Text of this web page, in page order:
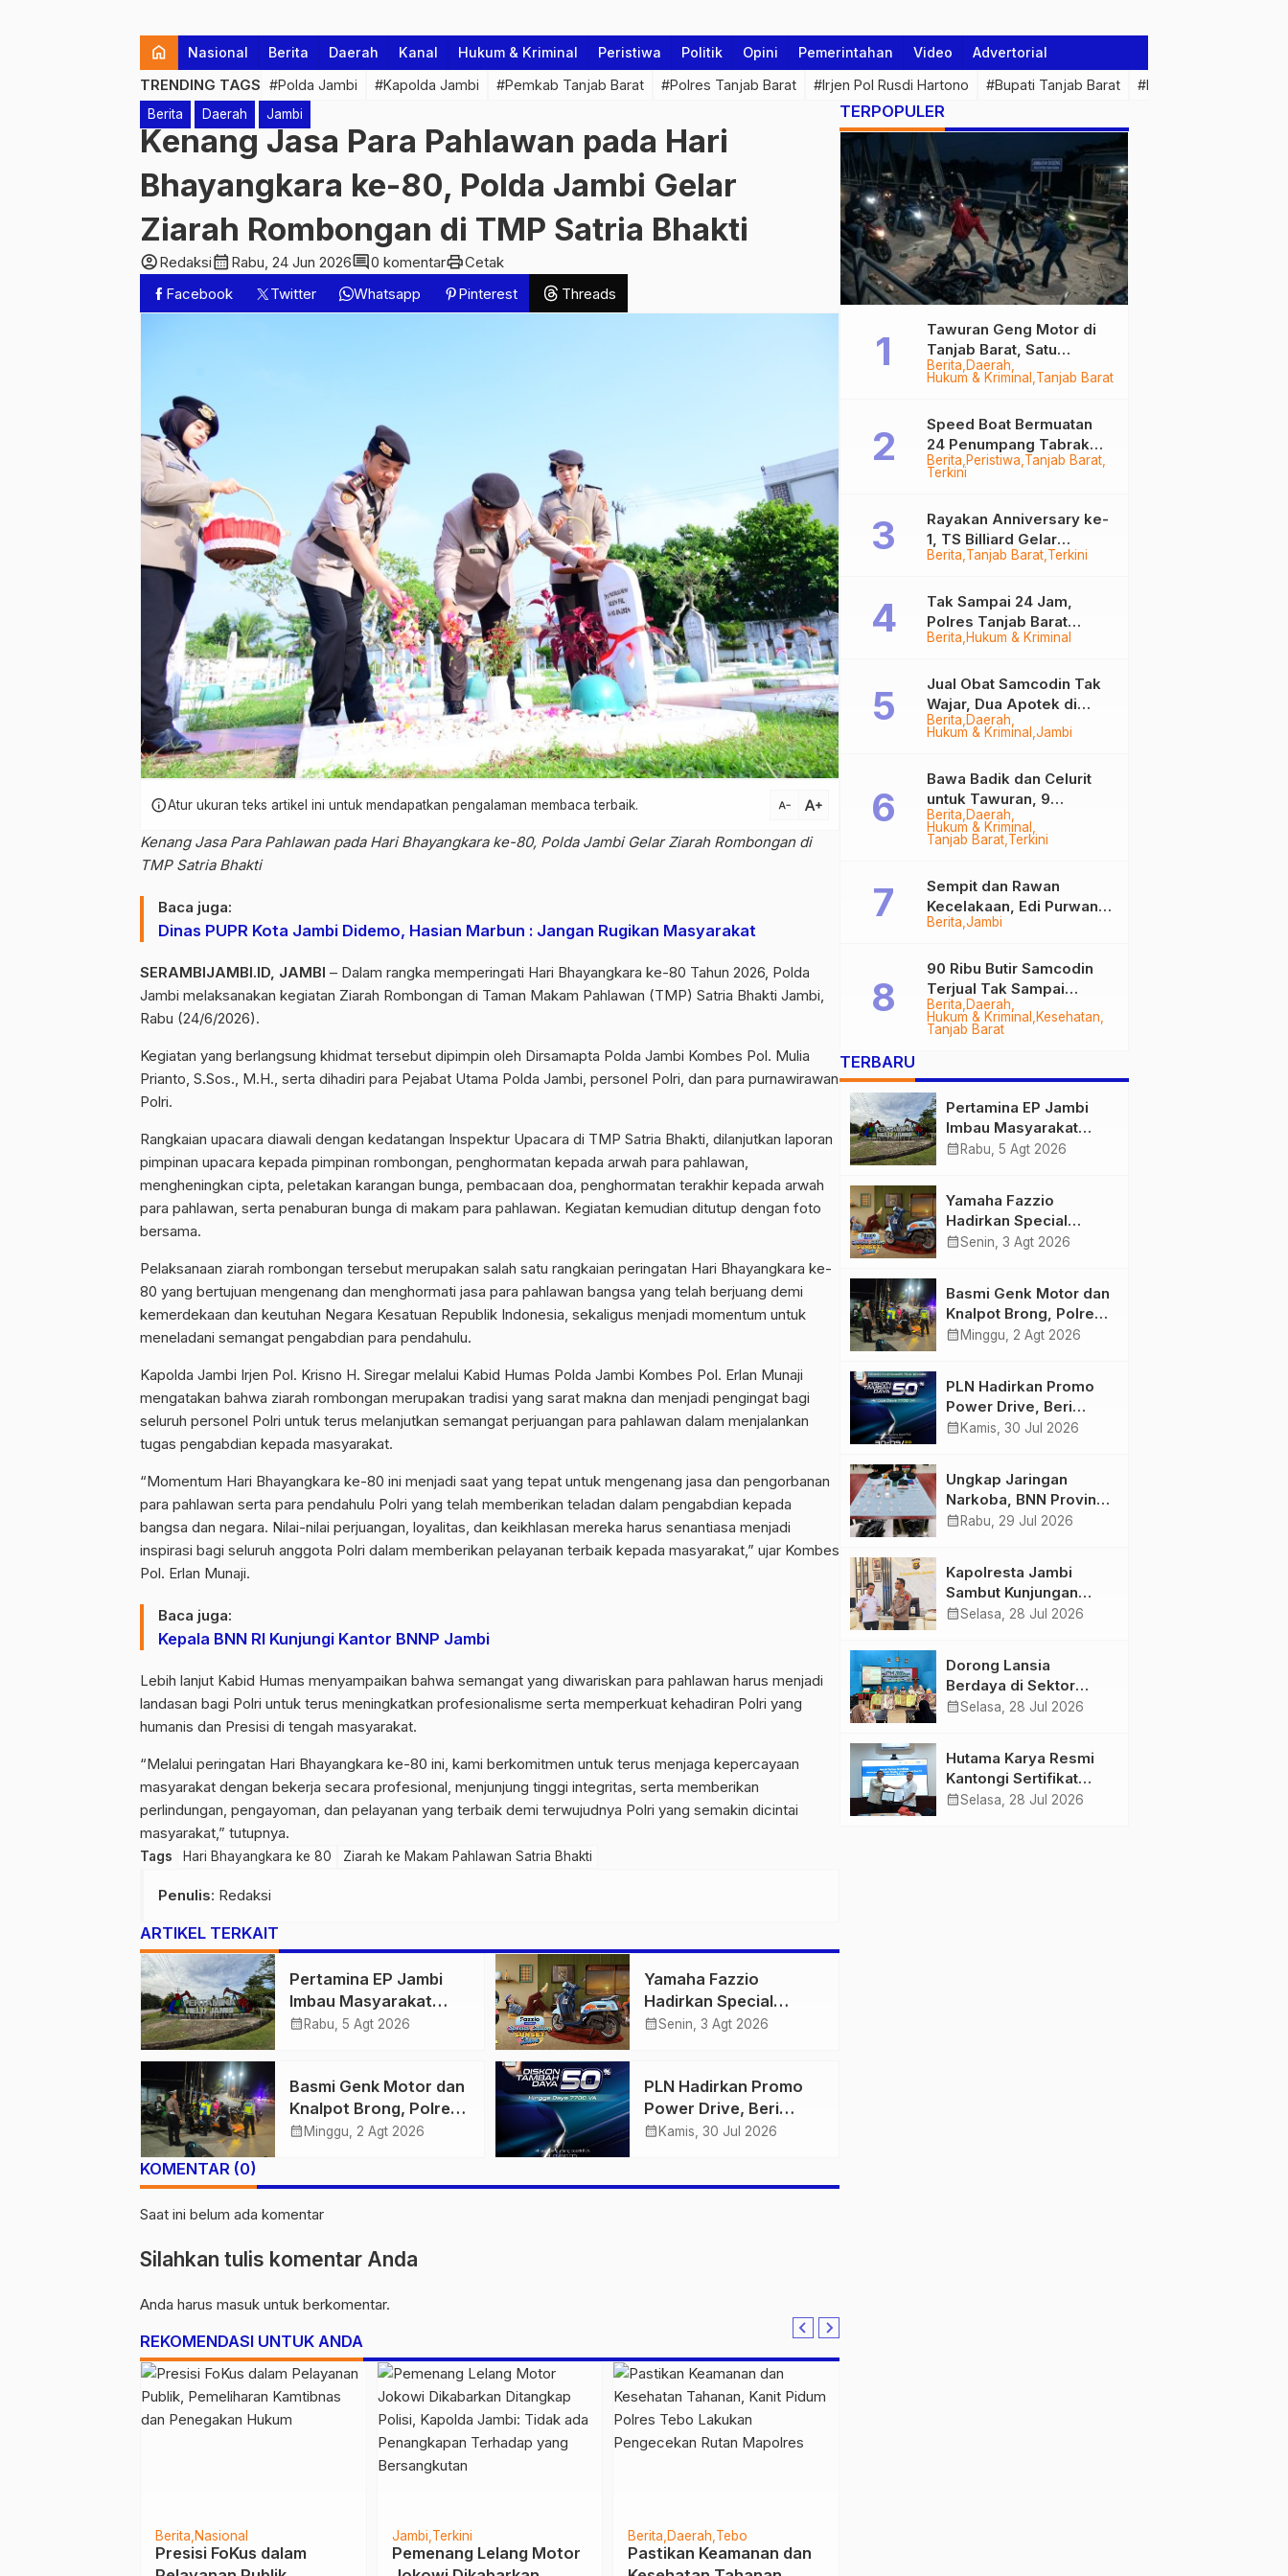
home Nasional Berita Daerah Kanal Hukum & Kriminal Peristiwa Politik Opini Pemerintahan Video Advertorial
TRENDING TAGS #Polda Jambi #Kapolda Jambi #Pemkab Tanjab Barat #Polres Tanjab Barat #Irjen Pol Rusdi Hartono #Bupati Tanjab Barat #Pemprov Jambi
Berita Daerah Jambi
Kenang Jasa Para Pahlawan pada Hari
Bhayangkara ke-80, Polda Jambi Gelar
Ziarah Rombongan di TMP Satria Bhakti
account_circleRedaksicalendar_month Rabu, 24 Jun 2026comment0 komentarprintCetak
Facebook
Twitter Whatsapp Pinterest Threads
infoAtur ukuran teks artikel ini untuk mendapatkan pengalaman membaca terbaik. text_decrease text_increase
Kenang Jasa Para Pahlawan pada Hari Bhayangkara ke-80, Polda Jambi Gelar Ziarah Rombongan di
TMP Satria Bhakti
Baca juga:
Dinas PUPR Kota Jambi Didemo, Hasian Marbun : Jangan Rugikan Masyarakat
SERAMBIJAMBI.ID, JAMBI – Dalam rangka memperingati Hari Bhayangkara ke-80 Tahun 2026, Polda
Jambi melaksanakan kegiatan Ziarah Rombongan di Taman Makam Pahlawan (TMP) Satria Bhakti Jambi,
Rabu (24/6/2026).
Kegiatan yang berlangsung khidmat tersebut dipimpin oleh Dirsamapta Polda Jambi Kombes Pol. Mulia
Prianto, S.Sos., M.H., serta dihadiri para Pejabat Utama Polda Jambi, personel Polri, dan para purnawirawan
Polri.
Rangkaian upacara diawali dengan kedatangan Inspektur Upacara di TMP Satria Bhakti, dilanjutkan laporan
pimpinan upacara kepada pimpinan rombongan, penghormatan kepada arwah para pahlawan,
mengheningkan cipta, peletakan karangan bunga, pembacaan doa, penghormatan terakhir kepada arwah
para pahlawan, serta penaburan bunga di makam para pahlawan. Kegiatan kemudian ditutup dengan foto
bersama.
Pelaksanaan ziarah rombongan tersebut merupakan salah satu rangkaian peringatan Hari Bhayangkara ke-
80 yang bertujuan mengenang dan menghormati jasa para pahlawan bangsa yang telah berjuang demi
kemerdekaan dan keutuhan Negara Kesatuan Republik Indonesia, sekaligus menjadi momentum untuk
meneladani semangat pengabdian para pendahulu.
Kapolda Jambi Irjen Pol. Krisno H. Siregar melalui Kabid Humas Polda Jambi Kombes Pol. Erlan Munaji
mengatakan bahwa ziarah rombongan merupakan tradisi yang sarat makna dan menjadi pengingat bagi
seluruh personel Polri untuk terus melanjutkan semangat perjuangan para pahlawan dalam menjalankan
tugas pengabdian kepada masyarakat.
“Momentum Hari Bhayangkara ke-80 ini menjadi saat yang tepat untuk mengenang jasa dan pengorbanan
para pahlawan serta para pendahulu Polri yang telah memberikan teladan dalam pengabdian kepada
bangsa dan negara. Nilai-nilai perjuangan, loyalitas, dan keikhlasan mereka harus senantiasa menjadi
inspirasi bagi seluruh anggota Polri dalam memberikan pelayanan terbaik kepada masyarakat,” ujar Kombes
Pol. Erlan Munaji.
Baca juga:
Kepala BNN RI Kunjungi Kantor BNNP Jambi
Lebih lanjut Kabid Humas menyampaikan bahwa semangat yang diwariskan para pahlawan harus menjadi
landasan bagi Polri untuk terus meningkatkan profesionalisme serta memperkuat kehadiran Polri yang
humanis dan Presisi di tengah masyarakat.
“Melalui peringatan Hari Bhayangkara ke-80 ini, kami berkomitmen untuk terus menjaga kepercayaan
masyarakat dengan bekerja secara profesional, menjunjung tinggi integritas, serta memberikan
perlindungan, pengayoman, dan pelayanan yang terbaik demi terwujudnya Polri yang semakin dicintai
masyarakat,” tutupnya.
Tags Hari Bhayangkara ke 80 Ziarah ke Makam Pahlawan Satria Bhakti
Penulis: Redaksi
ARTIKEL TERKAIT
Pertamina EP Jambi
Imbau Masyarakat
Tidak Beraktivitas di
Bersama
calendar_month Rabu, 5 Agt 2026
Yamaha Fazzio
Hadirkan Special
Edition Sunset Blue,
Semakin Skena
calendar_monthSenin, 3 Agt 2026
Basmi Genk Motor dan
Knalpot Brong, Polres
Tanjab Barat Amankan
calendar_month Minggu, 2 Agt 2026
PLN Hadirkan Promo
Power Drive, Beri
Diskon Tambah Daya
calendar_month Kamis, 30 Jul 2026
KOMENTAR (0)
Saat ini belum ada komentar
Silahkan tulis komentar Anda
Anda harus masuk untuk berkomentar.
REKOMENDASI UNTUK ANDA
Berita Nasional
Presisi FoKus dalam
Jambi Terkini
Pemenang Lelang Motor
Berita Daerah Tebo
Pastikan Keamanan dan
TERPOPULER
Berita Daerah
Hukum & Kriminal Tanjab Barat
Tawuran Geng Motor di
Tanjab Barat, Satu
Remaja Kritis Dibacok, 3
Pelaku Ditangkap
Berita Peristiwa Tanjab Barat
Terkini
Speed Boat Bermuatan
24 Penumpang Tabrak
Togok di Kuala Tungkal,
Berita Tanjab Barat Terkini
Rayakan Anniversary ke-
1, TS Billiard Gelar
Turnamen 9 Ball
Berita Hukum & Kriminal
Tak Sampai 24 Jam,
Polres Tanjab Barat
Ringkus Komplotan
Tungkal
Berita Daerah
Hukum & Kriminal Jambi
Jual Obat Samcodin Tak
Wajar, Dua Apotek di
Tanjab Barat Disegel
Berita Daerah
Hukum & Kriminal
Tanjab Barat Terkini
Bawa Badik dan Celurit
untuk Tawuran, 9
Anggota Geng Motor di
Tanjab Barat Diringkus
Berita Jambi
Sempit dan Rawan
Kecelakaan, Edi Purwanto
Targetkan Jalan Lintas
2028
Berita Daerah
Hukum & Kriminal
Kesehatan
Tanjab Barat
90 Ribu Butir Samcodin
Terjual Tak Sampai
Setahun, Indra Safari
Desak Audit Menyeluruh
TERBARU
Pertamina EP Jambi
Imbau Masyarakat
Tidak Beraktivitas di
Bersama
calendar_month Rabu, 5 Agt 2026
Yamaha Fazzio
Hadirkan Special
Edition Sunset Blue,
Semakin Skena
calendar_monthSenin, 3 Agt 2026
Basmi Genk Motor dan
Knalpot Brong, Polres
Tanjab Barat Amankan
calendar_month Minggu, 2 Agt 2026
PLN Hadirkan Promo
Power Drive, Beri
Diskon Tambah Daya
calendar_month Kamis, 30 Jul 2026
Ungkap Jaringan
Narkoba, BNN Provinsi
Jambi dan Bea Cukai
Butir Ekstasi dan 146
Gram Sabu
calendar_month Rabu, 29 Jul 2026
Kapolresta Jambi
Sambut Kunjungan
Ketua dan Pengurus
Kolaborasi
calendar_monthSelasa, 28 Jul 2026
Dorong Lansia
Berdaya di Sektor
Hijau, Pertamina EP
Eco-Print
calendar_monthSelasa, 28 Jul 2026
Hutama Karya Resmi
Kantongi Sertifikat
Persetujuan Laik
calendar_monthSelasa, 28 Jul 2026